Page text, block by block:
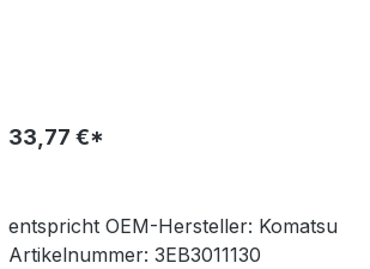
33,77 €*
entspricht OEM-Hersteller: Komatsu
Artikelnummer: 3EB3011130